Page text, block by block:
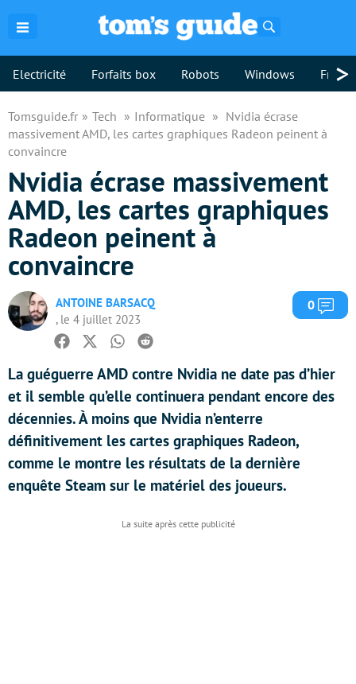
Electricité Forfaits box Robots Windows >
Tomsguide.fr Tech Informatique
Nvidia écrase
massivement AMD, les cartes graphiques Radeon peinent à
convaincre
Nvidia écrase massivement
AMD, les cartes graphiques
Radeon peinent à
convaincre
ANTOINE BARSACQ
, le 4 juillet 2023
0
Facebook
TwitterWhatsapp
Reddit
La guéguerre AMD contre Nvidia ne date pas d’hier
et il semble qu’elle continuera pendant encore des
décennies. À moins que Nvidia n’enterre
définitivement les cartes graphiques Radeon,
comme le montre les résultats de la dernière
enquête Steam sur le matériel des joueurs.